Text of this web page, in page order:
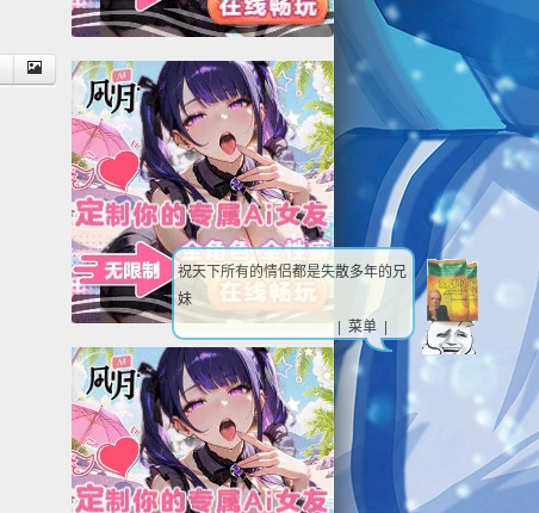
祝天下所有的情侣都是失散多年的兄
妹
| 菜单 |